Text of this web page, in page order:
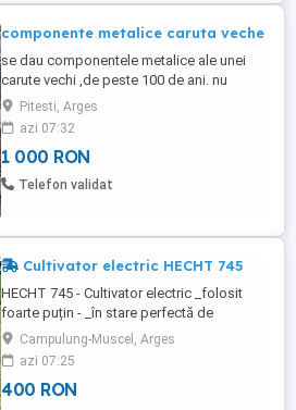
componente metalice caruta veche
se dau componentele metalice ale unei
carute vechi ,de peste 100 de ani. nu
lipseste nimic partile din lemn aproape in
totalitate deteriorate are jug pentru boi si
plug de arat
Pitesti, Arges
azi 07:32
1 000 RON
Telefon validat
Cultivator electric HECHT 745
HECHT 745 - Cultivator electric _folosit
foarte puțin - _în stare perfectă de
funcționare -
Campulung-Muscel, Arges
azi 07:25
400 RON